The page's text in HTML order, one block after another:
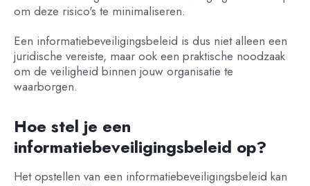
om deze risico's te minimaliseren.
Een informatiebeveiligingsbeleid is dus niet alleen een
juridische vereiste, maar ook een praktische noodzaak
om de veiligheid binnen jouw organisatie te
waarborgen.
Hoe stel je een
informatiebeveiligingsbeleid op?
Het opstellen van een informatiebeveiligingsbeleid kan